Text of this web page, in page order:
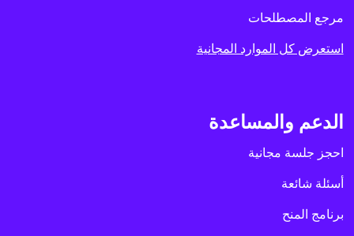
مرجع المصطلحات
استعرض كل الموارد المجانية
الدعم والمساعدة
احجز جلسة مجانية
أسئلة شائعة
برنامج المنح